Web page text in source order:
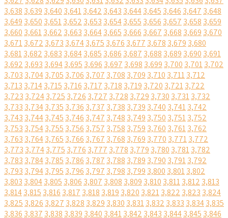
3,638 3,639 3,640 3,6413,642 3,643 3,6443,645 3,646 3,647 3,648
3,649 3,650 3,6513,652 3,653 3,6543,655 3,656 3,657 3,658 3,659
3,660 3,6613,662 3,663 3,6643,665 3,666 3,667 3,668 3,669 3,670
3,6713,672 3,673 3,6743,675 3,676 3,677 3,678 3,679 3,680
3,6813,682 3,683 3,6843,685 3,686 3,687 3,688 3,689 3,690 3,691
3,692 3,693 3,6943,695 3,696 3,697 3,698 3,699 3,700 3,7013,702
3,703 3,7043,705 3,706 3,707 3,708 3,709 3,710 3,7113,712
3,713 3,7143,715 3,716 3,717 3,718 3,719 3,720 3,7213,722
3,723 3,7243,725 3,726 3,727 3,728 3,729 3,730 3,7313,732
3,733 3,7343,735 3,736 3,737 3,738 3,739 3,740 3,7413,742
3,743 3,7443,745 3,746 3,747 3,748 3,749 3,750 3,7513,752
3,753 3,7543,755 3,756 3,757 3,758 3,759 3,760 3,7613,762
3,763 3,7643,765 3,766 3,767 3,768 3,769 3,770 3,7713,772
3,773 3,7743,775 3,776 3,777 3,778 3,779 3,780 3,7813,782
3,783 3,7843,785 3,786 3,787 3,788 3,789 3,790 3,7913,792
3,793 3,7943,795 3,796 3,797 3,798 3,799 3,800 3,8013,802
3,803 3,8043,805 3,806 3,807 3,808 3,809 3,810 3,8113,812 3,813
3,8143,815 3,816 3,817 3,818 3,819 3,820 3,8213,822 3,823 3,824
3,825 3,826 3,827 3,828 3,829 3,830 3,8313,832 3,833 3,8343,835
3,836 3,837 3,838 3,839 3,840 3,8413,842 3,843 3,8443,845 3,846